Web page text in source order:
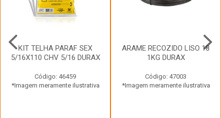
KIT TELHA PARAF SEX
5/16X110 CHV 5/16 DURAX
Código: 46459
*Imagem meramente ilustrativa
ARAME RECOZIDO LISO 18
1KG DURAX
Código: 47003
*Imagem meramente ilustrativa